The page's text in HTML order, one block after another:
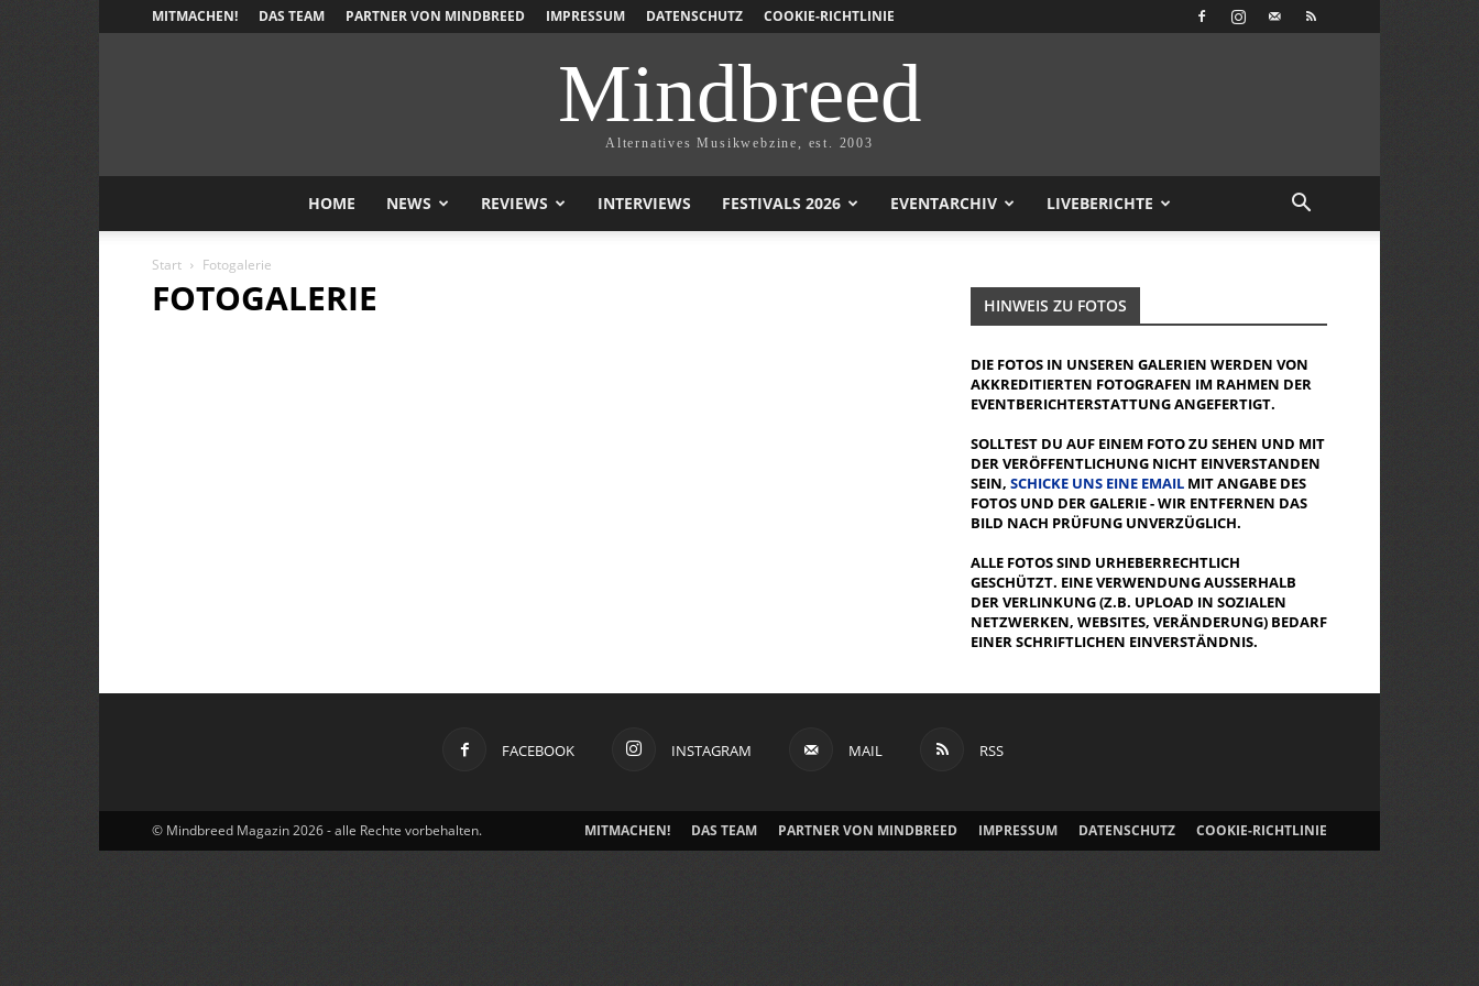
MITMACHEN! DAS TEAM PARTNER VON MINDBREED IMPRESSUM DATENSCHUTZ COOKIE-RICHTLINIE
Mindbreed
Alternatives Musikwebzine, est. 2003
HOME NEWS REVIEWS INTERVIEWS FESTIVALS 2026 EVENTARCHIV LIVEBERICHTE
Start Fotogalerie
FOTOGALERIE HINWEIS ZU FOTOS
DIE FOTOS IN UNSEREN GALERIEN WERDEN VON
AKKREDITIERTEN FOTOGRAFEN IM RAHMEN DER
EVENTBERICHTERSTATTUNG ANGEFERTIGT.
SOLLTEST DU AUF EINEM FOTO ZU SEHEN UND MIT
DER VERÖFFENTLICHUNG NICHT EINVERSTANDEN
SEIN, SCHICKE UNS EINE EMAIL MIT ANGABE DES
FOTOS UND DER GALERIE - WIR ENTFERNEN DAS
BILD NACH PRÜFUNG UNVERZÜGLICH.
ALLE FOTOS SIND URHEBERRECHTLICH
GESCHÜTZT. EINE VERWENDUNG AUSSERHALB D
ER VERLINKUNG (Z.B. UPLOAD IN SOZIALEN N
ETZWERKEN, WEBSITES, VERÄNDERUNG) BEDARF E
INER SCHRIFTLICHEN EINVERSTÄNDNIS.
FACEBOOK INSTAGRAM MAIL RSS
MITMACHEN! DAS TEAM PARTNER VON MINDBREED IMPRESSUM DATENSCHUTZ COOKIE-RICHTLINIE
© Mindbreed Magazin 2026 - alle Rechte vorbehalten.